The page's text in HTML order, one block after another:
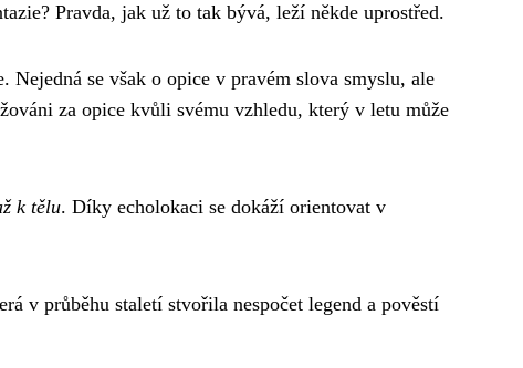
Pravda, jak už to tak bývá, leží někde uprostřed.
se však o opice v pravém slova smyslu, ale
za opice kvůli svému vzhledu, který v letu může
k tělu. Díky echolokaci se dokáží orientovat v
v průběhu staletí stvořila nespočet legend a pověstí